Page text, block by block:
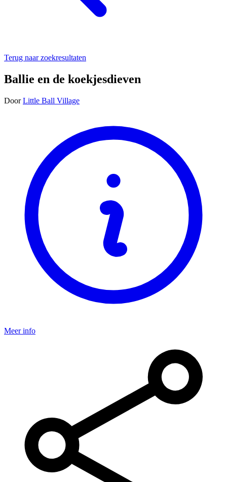
Terug naar zoekresultaten
Ballie en de koekjesdieven
Door Little Ball Village
Meer info